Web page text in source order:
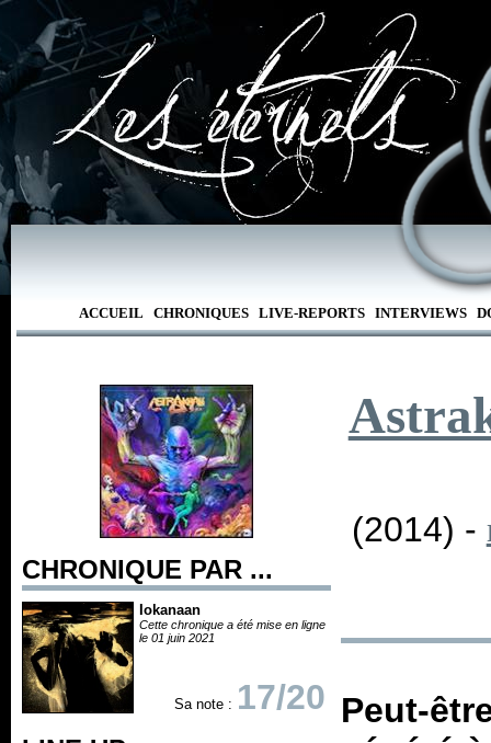
ACCUEIL CHRONIQUES LIVE-REPORTS INTERVIEWS
CHRONIQUE PAR ...
Iokanaan
Cette chronique a été mise en ligne
le 01 juin 2021
Sa note : 17/20
(2014) -
Peut-